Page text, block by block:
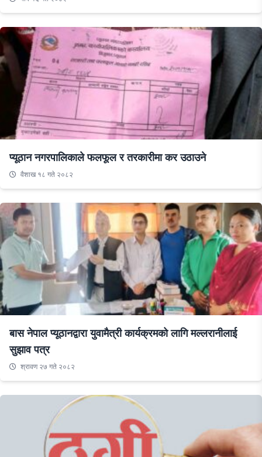
प्यूठान नगरपालिकाले फलफूल र तरकारीमा कर उठाउने
वैशाख १८ गते २०८२
बास नेपाल प्यूठानद्वारा युवामैत्री कार्यक्रमको लागि मल्लरानीलाई
सुझाव पत्र
श्रावण २७ गते २०८२